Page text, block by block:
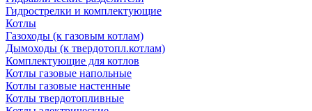
Гидрострелки и комплектующие
Котлы
Газоходы (к газовым котлам)
Дымоходы (к твердотопл.котлам)
Комплектующие для котлов
Котлы газовые напольные
Котлы газовые настенные
Котлы твердотопливные